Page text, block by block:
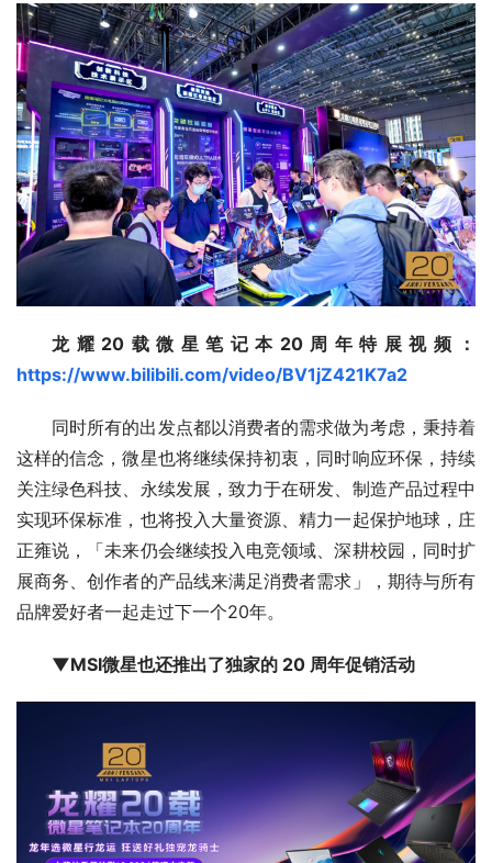
龙耀20载微星笔记本20周年特展视频：
https://www.bilibili.com/video/BV1jZ421K7a2
同时所有的出发点都以消费者的需求做为考虑，秉持着
这样的信念，微星也将继续保持初衷，同时响应环保，持续
关注绿色科技、永续发展，致力于在研发、制造产品过程中
实现环保标准，也将投入大量资源、精力一起保护地球，庄
正雍说，「未来仍会继续投入电竞领域、深耕校园，同时扩
展商务、创作者的产品线来满足消费者需求」，期待与所有
品牌爱好者一起走过下一个20年。
▼MSI微星也还推出了独家的 20 周年促销活动